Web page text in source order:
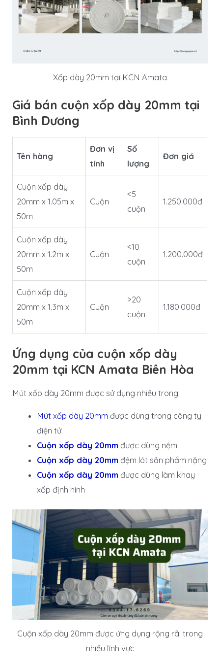
Xốp dày 20mm tại KCN Amata
Giá bán cuộn xốp dày 20mm tại
Bình Dương
Tên hàng
Đơn vị
tính
Số
lượng
Đơn giá
Cuộn xốp dày
20mm x 1.05m x
50m
Cuộn
<5
cuộn
1.250.000đ
Cuộn xốp dày
20mm x 1.2m x
50m
Cuộn
<10
cuộn
1.200.000đ
Cuộn xốp dày
20mm x 1.3m x
50m
Cuộn
>20
cuộn
1.180.000đ
Ứng dụng của cuộn xốp dày
20mm tại KCN Amata Biên Hòa
Mút xốp dày 20mm được sử dụng nhiều trong
Mút xốp dày 20mm được dùng trong công ty
điện tử
Cuộn xốp dày 20mm được dùng nệm
Cuộn xốp dày 20mm đệm lót sản phẩm nặng
Cuộn xốp dày 20mm được dùng làm khay
xốp định hình
Cuộn xốp dày 20mm được ứng dụng rộng rãi trong
nhiều lĩnh vực